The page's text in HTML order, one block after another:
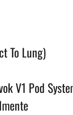
To Lung)
V1 Pod